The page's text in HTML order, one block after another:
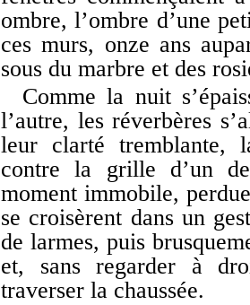
ombre, l’ombre d’une
ces murs, onze ans
sous du marbre et des
Comme la nuit
l’autre, les réverbères
leur clarté tremblante,
contre la grille d’un
moment immobile,
se croisèrent dans un
de larmes, puis
et, sans regarder à
traverser la chaussée.